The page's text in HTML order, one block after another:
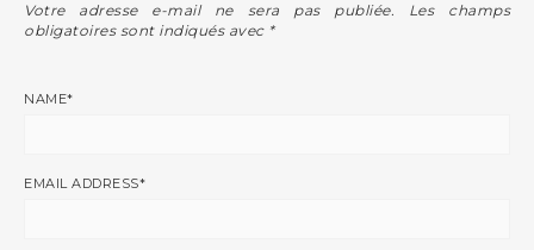
Votre adresse e-mail ne sera pas publiée.
Les champs
obligatoires sont indiqués avec *
NAME*
EMAIL ADDRESS*